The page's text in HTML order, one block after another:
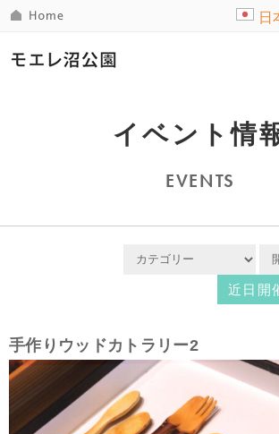
日
イベント情
EVENTS
近日開
手作りウッドカトラリー2